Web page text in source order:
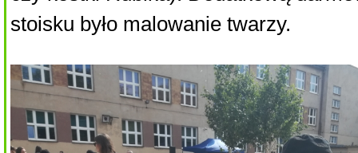
stoisku było malowanie twarzy.